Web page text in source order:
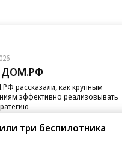
ДОМ.РФ
рассказали, как крупным
эффективно реализовывать
три беспилотника